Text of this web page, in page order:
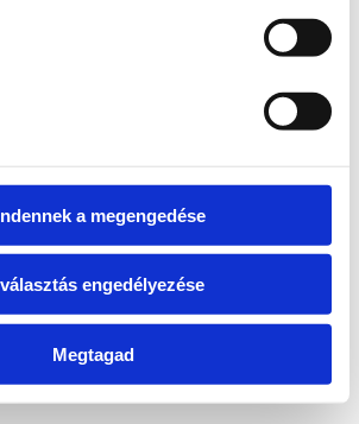
a megengedése
engedélyezése
Megtagad